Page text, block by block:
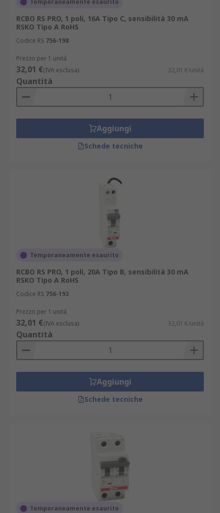
Temporaneamente esaurito
RCBO RS PRO, 1 poli, 16A Tipo C, sensibilità 30 mA
RSKO Tipo A RoHS
Codice RS 756-198
Prezzo per 1 unità
32,01 €(IVA esclusa) 32,01 €/unità
Quantità
Aggiungi
Schede tecniche
Temporaneamente esaurito
RCBO RS PRO, 1 poli, 20A Tipo B, sensibilità 30 mA
RSKO Tipo A RoHS
Codice RS 756-193
Prezzo per 1 unità
32,01 €(IVA esclusa) 32,01 €/unità
Quantità
Aggiungi
Schede tecniche
Temporaneamente esaurito